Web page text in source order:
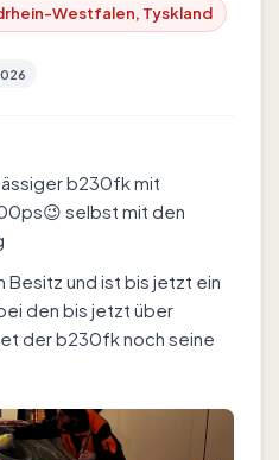
Westfalen, Tyskland
b230fk mit
selbst mit den
Besitz und ist bis jetzt ein
den bis jetzt über
der b230fk noch seine